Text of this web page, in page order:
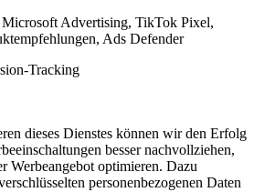
Advertising, TikTok Pixel,
Ads Defender
Tracking
dieses Dienstes können wir den Erfolg
besser nachvollziehen,
Werbeangebot optimieren. Dazu
personenbezogenen Daten